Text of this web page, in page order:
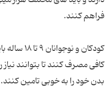
فراهم کنند.
کودکان و
بدن خود را به خوبی تامین کنند.